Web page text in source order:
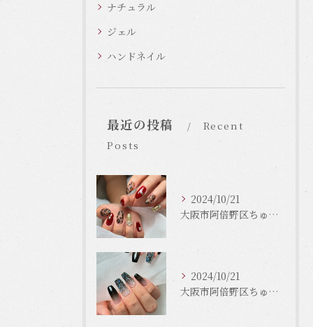
ナチュラル
ジェル
ハンドネイル
最近の投稿
Recent
Posts
2024/10/21
大阪市阿倍野区ちゅるんネイルはLinonail
2024/10/21
大阪市阿倍野区ちゅるんネイルはLinonail